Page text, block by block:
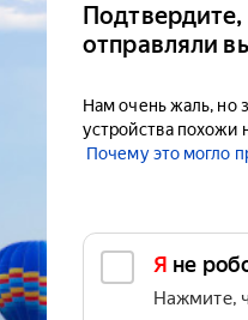
Подтвердите,
отправляли
Нам очень жаль, но
устройства похожи
Почему это могло
Я не
Нажмите,